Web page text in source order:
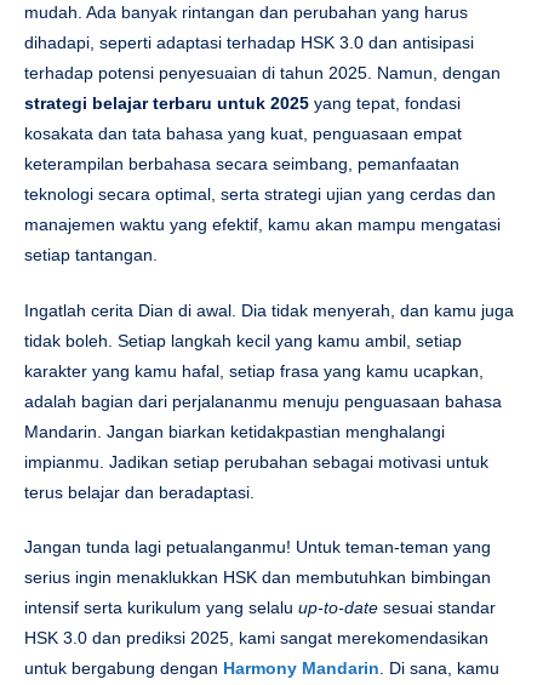
mudah. Ada banyak rintangan dan perubahan yang harus
dihadapi, seperti adaptasi terhadap HSK 3.0 dan antisipasi
terhadap potensi penyesuaian di tahun 2025. Namun, dengan
strategi belajar terbaru untuk 2025 yang tepat, fondasi
kosakata dan tata bahasa yang kuat, penguasaan empat
keterampilan berbahasa secara seimbang, pemanfaatan
teknologi secara optimal, serta strategi ujian yang cerdas dan
manajemen waktu yang efektif, kamu akan mampu mengatasi
setiap tantangan.
Ingatlah cerita Dian di awal. Dia tidak menyerah, dan kamu juga
tidak boleh. Setiap langkah kecil yang kamu ambil, setiap
karakter yang kamu hafal, setiap frasa yang kamu ucapkan,
adalah bagian dari perjalananmu menuju penguasaan bahasa
Mandarin. Jangan biarkan ketidakpastian menghalangi
impianmu. Jadikan setiap perubahan sebagai motivasi untuk
terus belajar dan beradaptasi.
Jangan tunda lagi petualanganmu! Untuk teman-teman yang
serius ingin menaklukkan HSK dan membutuhkan bimbingan
intensif serta kurikulum yang selalu up-to-date sesuai standar
HSK 3.0 dan prediksi 2025, kami sangat merekomendasikan
untuk bergabung dengan Harmony Mandarin. Di sana, kamu